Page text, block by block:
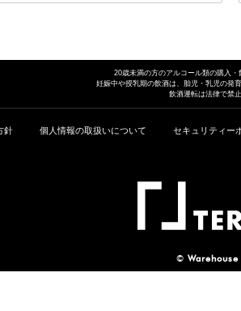
20歳未満の方のアルコール類の購入・
妊娠中や授乳期の飲酒は、胎児・乳児の発
飲酒運転は法律で禁
針 個人情報の取扱いについて セキュリティー
© Warehouse